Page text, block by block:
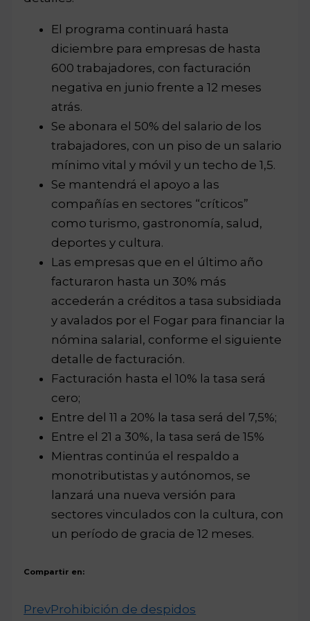
El programa continuará hasta
diciembre para empresas de hasta
600 trabajadores, con facturación
negativa en junio frente a 12 meses
atrás.
Se abonara el 50% del salario de los
trabajadores, con un piso de un salario
mínimo vital y móvil y un techo de 1,5.
Se mantendrá el apoyo a las
compañías en sectores “críticos”
como turismo, gastronomía, salud,
deportes y cultura.
Las empresas que en el último año
facturaron hasta un 30% más
accederán a créditos a tasa subsidiada
y avalados por el Fogar para financiar la
nómina salarial, conforme el siguiente
detalle de facturación.
Facturación hasta el 10% la tasa será
cero;
Entre del 11 a 20% la tasa será del 7,5%;
Entre el 21 a 30%, la tasa será de 15%
Mientras continúa el respaldo a
monotributistas y autónomos, se
lanzará una nueva versión para
sectores vinculados con la cultura, con
un período de gracia de 12 meses.
Compartir en:
PrevProhibición de despidos